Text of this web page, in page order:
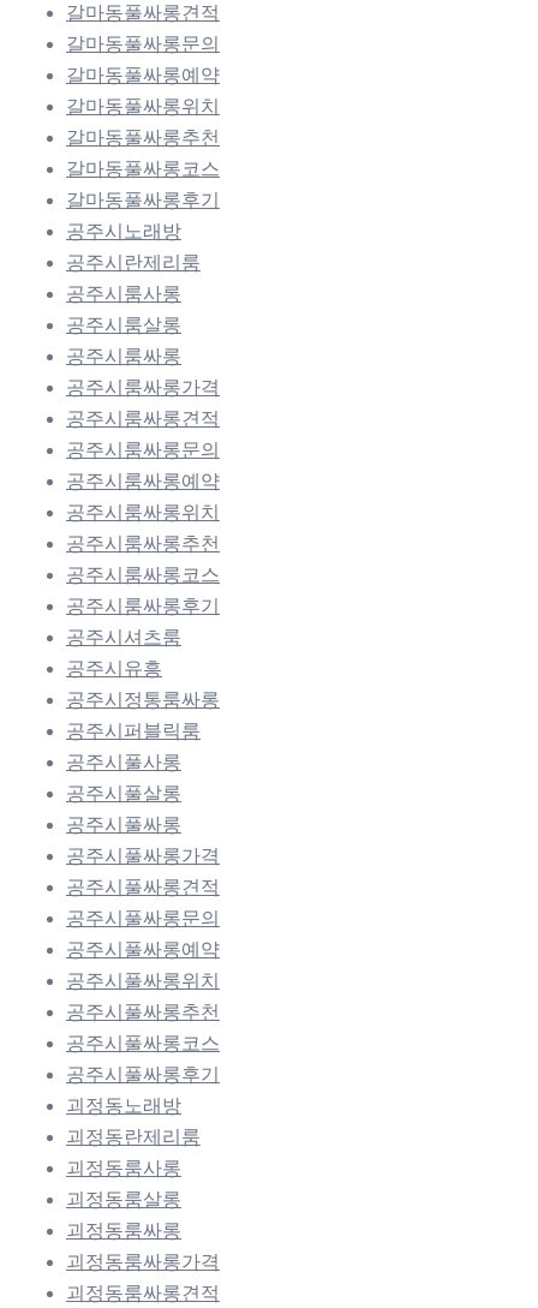
갈마동풀싸롱견적
갈마동풀싸롱문의
갈마동풀싸롱예약
갈마동풀싸롱위치
갈마동풀싸롱추천
갈마동풀싸롱코스
갈마동풀싸롱후기
공주시노래방
공주시란제리룸
공주시룸사롱
공주시룸살롱
공주시룸싸롱
공주시룸싸롱가격
공주시룸싸롱견적
공주시룸싸롱문의
공주시룸싸롱예약
공주시룸싸롱위치
공주시룸싸롱추천
공주시룸싸롱코스
공주시룸싸롱후기
공주시셔츠룸
공주시유흥
공주시정통룸싸롱
공주시퍼블릭룸
공주시풀사롱
공주시풀살롱
공주시풀싸롱
공주시풀싸롱가격
공주시풀싸롱견적
공주시풀싸롱문의
공주시풀싸롱예약
공주시풀싸롱위치
공주시풀싸롱추천
공주시풀싸롱코스
공주시풀싸롱후기
괴정동노래방
괴정동란제리룸
괴정동룸사롱
괴정동룸살롱
괴정동룸싸롱
괴정동룸싸롱가격
괴정동룸싸롱견적